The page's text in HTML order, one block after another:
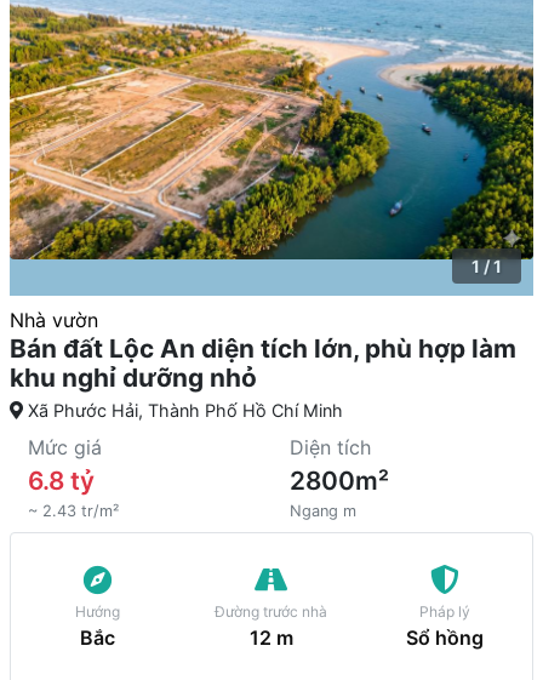
1 / 1
Nhà vườn
Bán đất Lộc An diện tích lớn, phù hợp làm
khu nghỉ dưỡng nhỏ
Xã Phước Hải, Thành Phố Hồ Chí Minh
Mức giá
6.8 tỷ
~ 2.43 tr/m²
Diện tích
2800m²
Ngang m
Hướng
Bắc
Đường trước nhà
12 m
Pháp lý
Sổ hồng